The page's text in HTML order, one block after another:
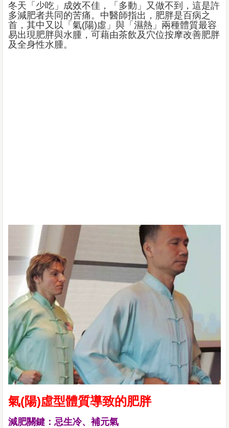
冬天「少吃」成效不佳，「多動」又做不到，這是許
多減肥者共同的苦痛。中醫師指出，肥胖是百病之
首，其中又以「氣(陽)虛」與「濕熱」兩種體質最容
易出現肥胖與水腫，可藉由茶飲及穴位按摩改善肥胖
及全身性水腫。
氣(陽)虛型體質導致的肥胖
減肥關鍵：忌生冷、補元氣